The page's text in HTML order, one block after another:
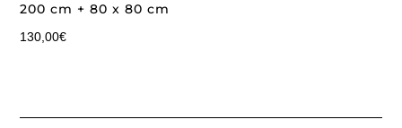
200 cm + 80 x 80 cm
130,00€